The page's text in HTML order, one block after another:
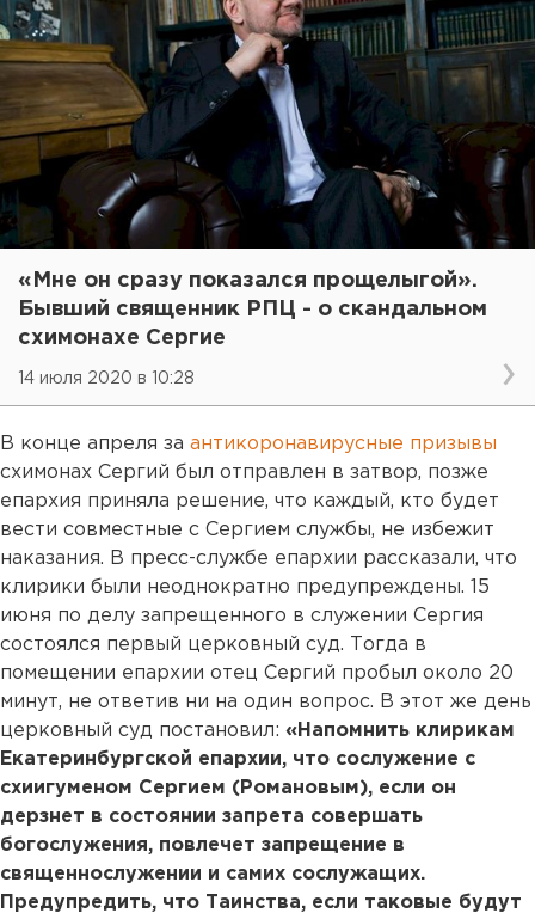
«Мне он сразу показался прощелыгой».
Бывший священник РПЦ - о скандальном
схимонахе Сергие
14 июля 2020 в 10:28
В конце апреля за антикоронавирусные призывы
схимонах Сергий был отправлен в затвор, позже
епархия приняла решение, что каждый, кто будет
вести совместные с Сергием службы, не избежит
наказания. В пресс-службе епархии рассказали, что
клирики были неоднократно предупреждены. 15
июня по делу запрещенного в служении Сергия
состоялся первый церковный суд. Тогда в
помещении епархии отец Сергий пробыл около 20
минут, не ответив ни на один вопрос. В этот же день
церковный суд постановил: «Напомнить клирикам
Екатеринбургской епархии, что сослужение с
схиигуменом Сергием (Романовым), если он
дерзнет в состоянии запрета совершать
богослужения, повлечет запрещение в
священнослужении и самих сослужащих.
Предупредить, что Таинства, если таковые будут